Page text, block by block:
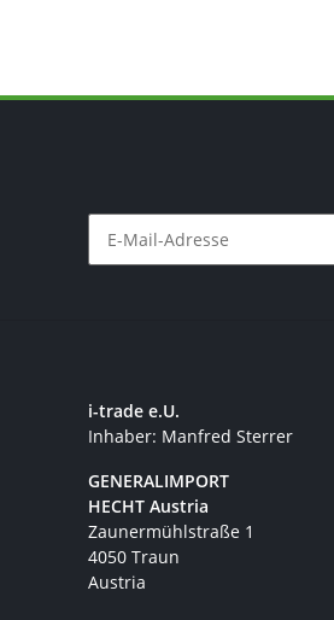
i-trade e.U.
Inhaber: Manfred Sterrer
GENERALIMPORT
HECHT Austria
Zaunermühlstraße 1
4050 Traun
Austria